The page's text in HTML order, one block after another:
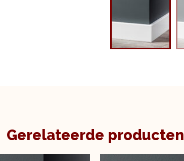
Gerelateerde producten